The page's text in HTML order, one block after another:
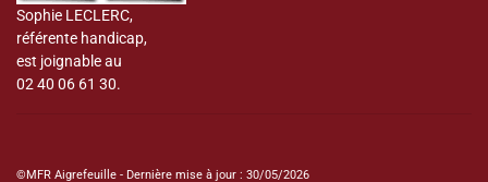
Sophie LECLERC,
référente handicap,
est joignable au
02 40 06 61 30.
©MFR Aigrefeuille - Dernière mise à jour : 30/05/2026